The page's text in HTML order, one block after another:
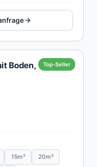
Top-Seller
Boden,
15m³ 20m³